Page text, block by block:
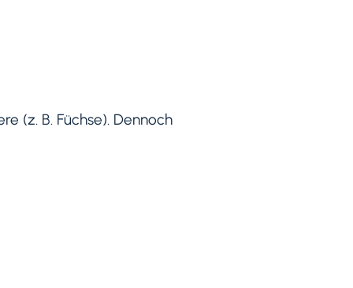
(z. B. Füchse). Dennoch